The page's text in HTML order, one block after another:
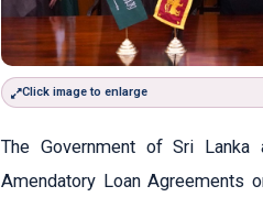
Click image to enlarge
The Government of Sri Lanka
Amendatory Loan Agreements